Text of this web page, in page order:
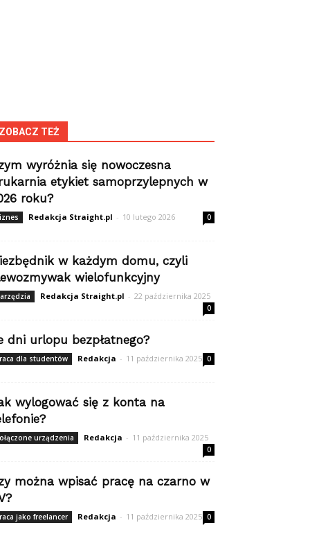
ZOBACZ TEŻ
wyróżnia się nowoczesna
etykiet samoprzylepnych w
roku?
Redakcja Straight.pl - 10 lutego 2026 0
w każdym domu, czyli
wielofunkcyjny
Redakcja Straight.pl - 22 października 2025
0
dni urlopu bezpłatnego?
dla studentów Redakcja - 11 października 2025 0
wylogować się z konta na
urządzenia Redakcja - 11 października 2025
0
można wpisać pracę na czarno w
jako freelancer Redakcja - 11 października 2025 0